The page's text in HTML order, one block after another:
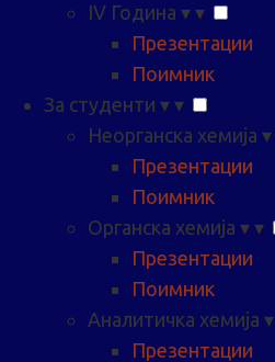
IV Година ▾ ▾
Презентации
Поимник
За студенти ▾ ▾
Неорганска хемија ▾
Презентации
Поимник
Органска хемија ▾ ▾
Презентации
Поимник
Аналитичка хемија ▾
Презентации